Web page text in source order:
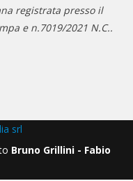
registrata presso il
e n.7019/2021 N.C..
srl
Bruno Grillini - Fabio